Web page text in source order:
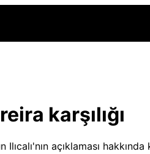
karşılığı
açıklaması hakkında